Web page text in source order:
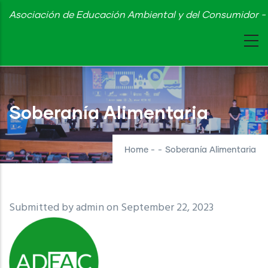
Skip
content
Asociación de Educación Ambiental y del Consumidor
Soberanía Alimentaria
Home - - Soberanía Alimentaria
Submitted byadminon September 22, 2023